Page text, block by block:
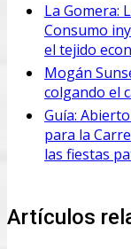
La Gomera:
Consumo
el tejido
Mogán
colgando el
Guía:
para la
las fiestas
Artículos